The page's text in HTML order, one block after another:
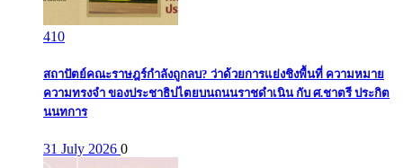
410
สถาปัตย์คณะราษฎร์กำลังถูกลบ? ว่าด้วยการแย่งชิงพื้นที่ ความหมาย
ความทรงจำ ของประชาธิปไตยบนถนนราชดำเนิน กับ ศ.ชาตรี ประกิต
นนทการ
31 July 2026 0